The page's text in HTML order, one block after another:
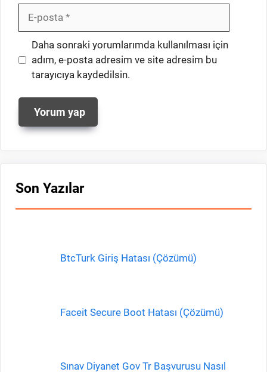
posta
İnternet
sitesi
Daha sonraki yorumlarımda kullanılması için
adım, e-posta adresim ve site adresim bu
tarayıcıya kaydedilsin.
Son Yazılar
BtcTurk Giriş Hatası (Çözümü)
Faceit Secure Boot Hatası (Çözümü)
Sınav Diyanet Gov Tr Başvurusu Nasıl